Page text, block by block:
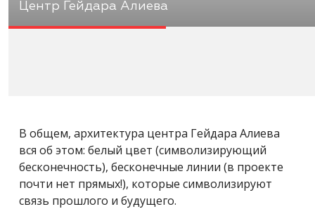
Центр Гейдара Алиева
В общем, архитектура центра Гейдара Алиева
вся об этом: белый цвет (символизирующий
бесконечность), бесконечные линии (в проекте
почти нет прямых!), которые символизируют
связь прошлого и будущего.